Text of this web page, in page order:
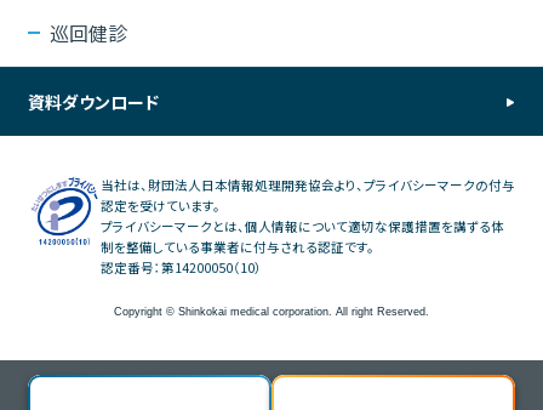
巡回健診
資料ダウンロード
当社は、財団法人日本情報処理開発協会より、プライバシーマークの付与
認定を受けています。
プライバシーマークとは、個人情報について適切な保護措置を講ずる体
制を整備している事業者に付与される認証です。
認定番号：第14200050（10）
Copyright © Shinkokai medical corporation. All right Reserved.